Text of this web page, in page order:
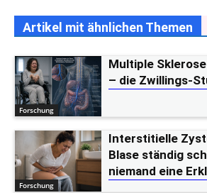
Artikel mit ähnlichen Themen
Forschung
Multiple
– die Zwillings-
Forschung
Interstitielle
Blase ständig
niemand eine